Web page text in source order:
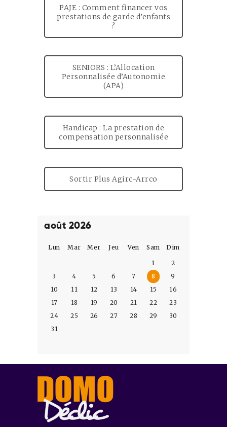
PAJE : Comment financer vos
prestations de garde d’enfants
?
SENIORS : L’Allocation
Personnalisée d’Autonomie
(APA)
Handicap : La prestation de
compensation personnalisée
Sortir Plus Agirc-Arrco
août 2026
Lun Mar Mer Jeu Ven Sam Dim
1
2
3
4 5 6 7 8
9
10
11 12 13 14 15
16
17
18 19 20 21 22
23
24
25 26 27 28 29
30
31